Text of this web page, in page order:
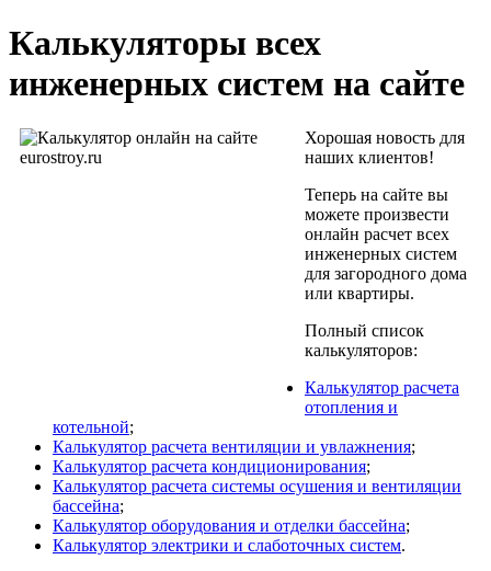
Калькуляторы всех
инженерных систем на сайте
Хорошая новость для
наших клиентов!
Теперь на сайте вы
можете произвести
онлайн расчет всех
инженерных систем
для загородного дома
или квартиры.
Полный список
калькуляторов:
Калькулятор расчета
отопления и
котельной;
Калькулятор расчета вентиляции и увлажнения;
Калькулятор расчета кондиционирования;
Калькулятор расчета системы осушения и вентиляции
бассейна;
Калькулятор оборудования и отделки бассейна;
Калькулятор электрики и слаботочных систем.